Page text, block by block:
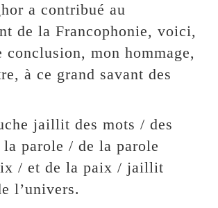
a contribué au
de la Francophonie, voici,
conclusion, mon hommage,
à ce grand savant des
jaillit des mots / des
parole / de la parole
/ et de la paix / jaillit
l’univers.